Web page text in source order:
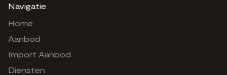
Navigatie
Home
Aanbod
Import Aanbod
Diensten